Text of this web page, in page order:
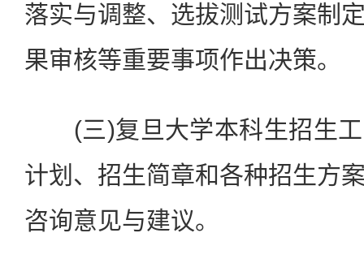
落实与调整、选拔测试方案制
果审核等重要事项作出决策。
(三)复旦大学本科生招生工
计划、招生简章和各种招生方
咨询意见与建议。